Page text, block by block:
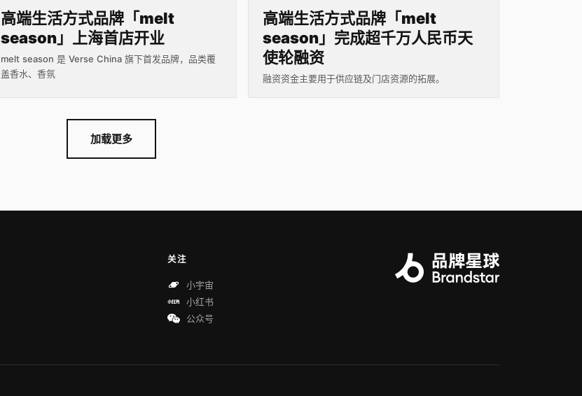
高端生活方式品牌「melt
season」上海首店开业
melt season 是 Verse China 旗下首发品牌，品类覆
盖香水、香氛
高端生活方式品牌「melt
season」完成超千万人民币天
使轮融资
融资资金主要用于供应链及门店资源的拓展。
加载更多
关注
小宇宙
小红书
公众号